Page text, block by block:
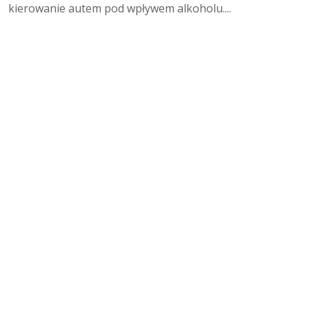
kierowanie autem pod wpływem alkoholu....